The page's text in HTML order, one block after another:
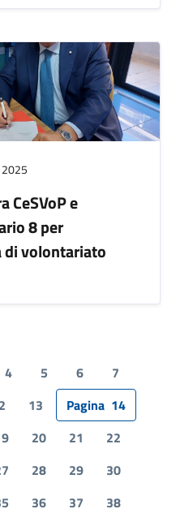
2025
CeSVoP e
8 per
volontariato
4 5 6
7
13 Pagina 14
20 21
22
28 29
30
36 37
38